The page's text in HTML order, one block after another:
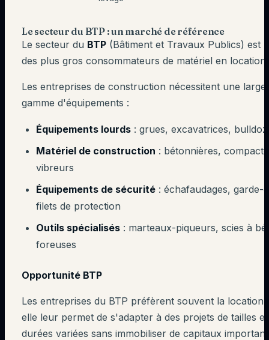
Le secteur du BTP : un marché de référence
Le secteur du BTP (Bâtiment et Travaux Publics) est
des plus gros consommateurs de matériel en location.
Les entreprises de construction nécessitent une large
gamme d'équipements :
Équipements lourds : grues, excavatrices,
Matériel de construction : bétonnières,
vibreurs
Équipements de sécurité : échafaudages, garde-
filets de protection
Outils spécialisés : marteaux-piqueurs, scies à
foreuses
Opportunité BTP
Les entreprises du BTP préfèrent souvent la location
elle leur permet de s'adapter à des projets de tailles
durées variées sans immobiliser de capitaux